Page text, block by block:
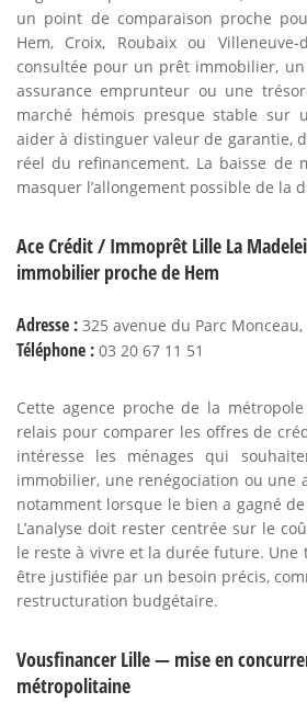
un point de comparaison proche
Hem, Croix, Roubaix ou Villeneuve-
consultée pour un prêt immobilier,
assurance emprunteur ou une
marché hémois presque stable sur
aider à distinguer valeur de garantie,
réel du refinancement. La baisse de
masquer l’allongement possible de la
Ace Crédit / Immoprêt Lille La
immobilier proche de Hem
Adresse : 325 avenue du Parc
Téléphone : 03 20 67 11 51
Cette agence proche de la
relais pour comparer les offres de
intéresse les ménages qui
immobilier, une renégociation ou une
notamment lorsque le bien a gagné
L’analyse doit rester centrée sur le
le reste à vivre et la durée future.
être justifiée par un besoin précis,
restructuration budgétaire.
Vousfinancer Lille — mise en
métropolitaine